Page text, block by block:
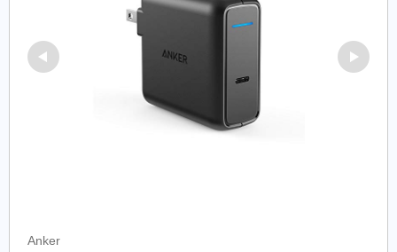
Anker